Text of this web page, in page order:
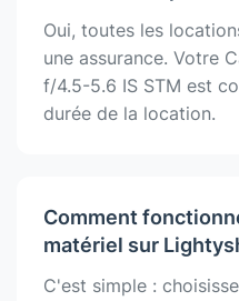
Oui, toutes les
une assurance. Votre
f/4.5-5.6 IS STM est
durée de la location.
Comment
matériel sur
C'est simple :